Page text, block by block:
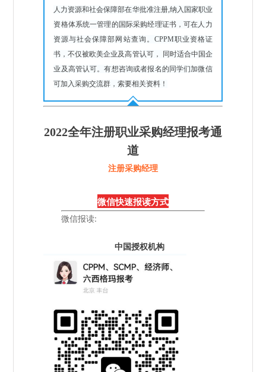
人力资源和社会保障部在华批准注册,纳入国家职业
资格体系统一管理的国际采购经理证书，可在人力
资源与社会保障部网站查询。CPPM职业资格证
书，不仅被欧美企业及高管认可， 同时适合中国企
业及高管认可。有想咨询或者报名的同学们加微信
可加入采购交流群，索要相关资料！
2022全年注册职业采购经理报考通
道
注册采购经理
微信快速报读方式
微信报读:
中国授权机构